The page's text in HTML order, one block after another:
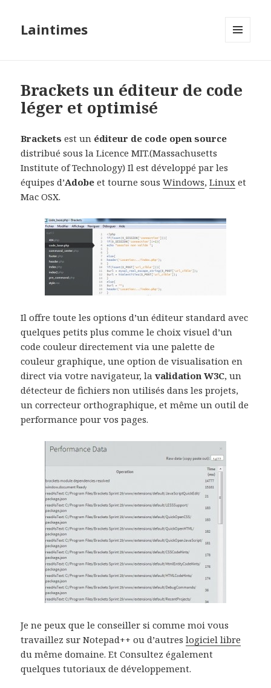
Laintimes
Brackets un éditeur de code
léger et optimisé
Brackets est un éditeur de code open source
distribué sous la Licence MIT.(Massachusetts
Institute of Technology) Il est développé par les
équipes d’Adobe et tourne sousWindows,Linux et
Mac OSX.
Il offre toute les options d’un éditeur standard avec
quelques petits plus comme le choix visuel d’un
code couleur directement via une palette de
couleur graphique, une option de visualisation en
direct via votre navigateur, lavalidation W3C, un
détecteur de fichiers non utilisés dans les projets,
un correcteur orthographique, et même un outil de
performance pour vos pages.
Je ne peux que le conseiller si comme moi vous
travaillez sur Notepad++ ou d’autreslogiciel libre
du même domaine. Et Consultez également
quelques tutoriaux de développement.